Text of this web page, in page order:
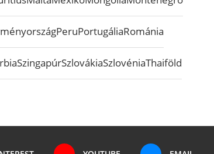
PeruPortugáliaRománia
SzingapúrSzlovákiaSzlovéniaThaiföld